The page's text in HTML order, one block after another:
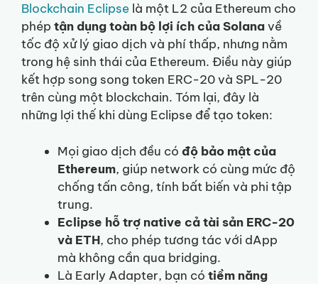
Blockchain Eclipse là một L2 của Ethereum cho
phép tận dụng toàn bộ lợi ích của Solanavề
tốc độ xử lý giao dịch và phí thấp, nhưng nằm
trong hệ sinh thái của Ethereum. Điều này giúp
kết hợp song song token ERC-20 và SPL-20
trên cùng một blockchain. Tóm lại, đây là
những lợi thế khi dùng Eclipse để tạo token:
Mọi giao dịch đều có độ bảo mật của
Ethereum, giúp network có cùng mức độ
chống tấn công, tính bất biến và phi tập
trung.
Eclipse hỗ trợ native cả tài sản ERC-20
và ETH, cho phép tương tác với dApp
mà không cần qua bridging.
Là Early Adapter, bạn có tiềm năng